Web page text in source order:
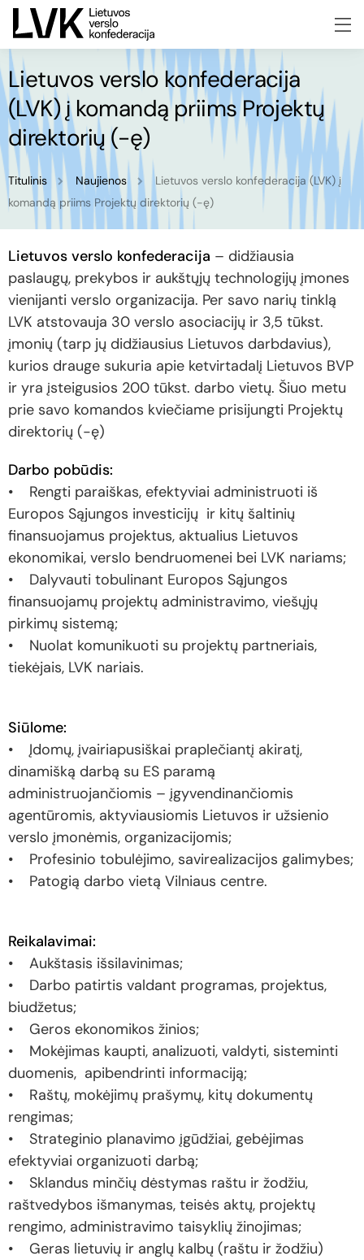
Lietuvos verslo konfederacija
(LVK) į komandą priims Projektų
direktorių (-ę)
Titulinis Naujienos
Lietuvos verslo konfederacija (LVK) į
komandą priims Projektų direktorių (-ę)
Lietuvos verslo konfederacija – didžiausia
paslaugų, prekybos ir aukštųjų technologijų įmones
vienijanti verslo organizacija. Per savo narių tinklą
LVK atstovauja 30 verslo asociacijų ir 3,5 tūkst.
įmonių (tarp jų didžiausius Lietuvos darbdavius),
kurios drauge sukuria apie ketvirtadalį Lietuvos BVP
ir yra įsteigusios 200 tūkst. darbo vietų. Šiuo metu
prie savo komandos kviečiame prisijungti Projektų
direktorių (-ę)
Darbo pobūdis:
• Rengti paraiškas, efektyviai administruoti iš
Europos Sąjungos investicijų ir kitų šaltinių
finansuojamus projektus, aktualius Lietuvos
ekonomikai, verslo bendruomenei bei LVK nariams;
• Dalyvauti tobulinant Europos Sąjungos
finansuojamų projektų administravimo, viešųjų
pirkimų sistemą;
• Nuolat komunikuoti su projektų partneriais,
tiekėjais, LVK nariais.
Siūlome:
• Įdomų, įvairiapusiškai praplečiantį akiratį,
dinamišką darbą su ES paramą
administruojančiomis – įgyvendinančiomis
agentūromis, aktyviausiomis Lietuvos ir užsienio
verslo įmonėmis, organizacijomis;
• Profesinio tobulėjimo, savirealizacijos galimybes;
• Patogią darbo vietą Vilniaus centre.
Reikalavimai:
• Aukštasis išsilavinimas;
• Darbo patirtis valdant programas, projektus,
biudžetus;
• Geros ekonomikos žinios;
• Mokėjimas kaupti, analizuoti, valdyti, sisteminti
duomenis, apibendrinti informaciją;
• Raštų, mokėjimų prašymų, kitų dokumentų
rengimas;
• Strateginio planavimo įgūdžiai, gebėjimas
efektyviai organizuoti darbą;
• Sklandus minčių dėstymas raštu ir žodžiu,
raštvedybos išmanymas, teisės aktų, projektų
rengimo, administravimo taisyklių žinojimas;
• Geras lietuvių ir anglų kalbų (raštu ir žodžiu)